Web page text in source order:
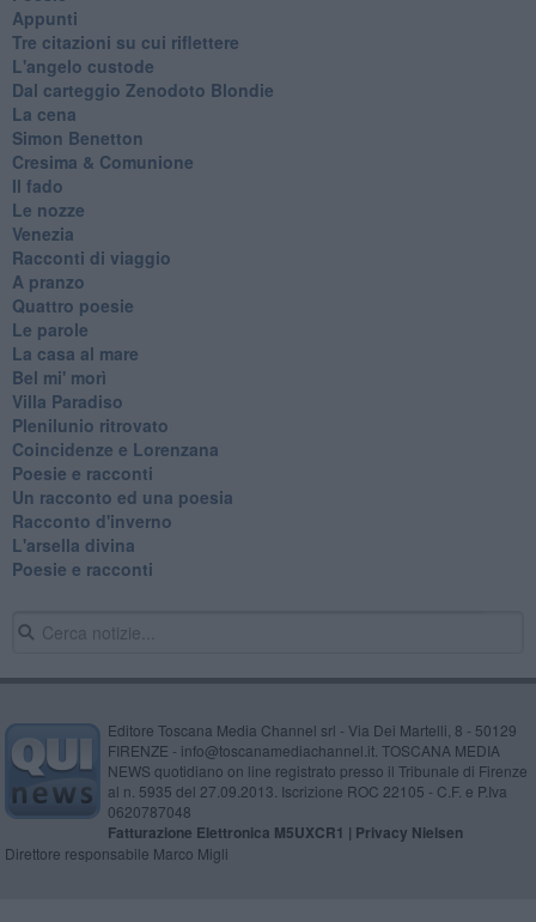
Appunti
Tre citazioni su cui riflettere
L'angelo custode
Dal carteggio Zenodoto Blondie
La cena
Simon Benetton
Cresima & Comunione
Il fado
Le nozze
Venezia
Racconti di viaggio
A pranzo
Quattro poesie
Le parole
La casa al mare
Bel mi' morì
Villa Paradiso
Plenilunio ritrovato
Coincidenze e Lorenzana
Poesie e racconti
Un racconto ed una poesia
Racconto d'inverno
​L'arsella divina
Poesie e racconti
Editore Toscana Media Channel srl - Via Dei Martelli, 8 - 50129
FIRENZE - info@toscanamediachannel.it. TOSCANA MEDIA
NEWS quotidiano on line registrato presso il Tribunale di Firenze
al n. 5935 del 27.09.2013. Iscrizione ROC 22105 - C.F. e P.Iva
0620787048
Fatturazione Elettronica M5UXCR1 | Privacy Nielsen
Direttore responsabile Marco Migli